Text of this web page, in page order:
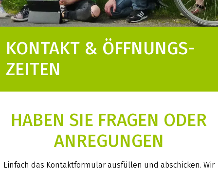
KONTAKT & ÖFFNUNGS­
ZEITEN
HABEN SIE FRAGEN ODER
ANREGUNGEN
Einfach das Kontaktformular ausfüllen und abschicken. Wir